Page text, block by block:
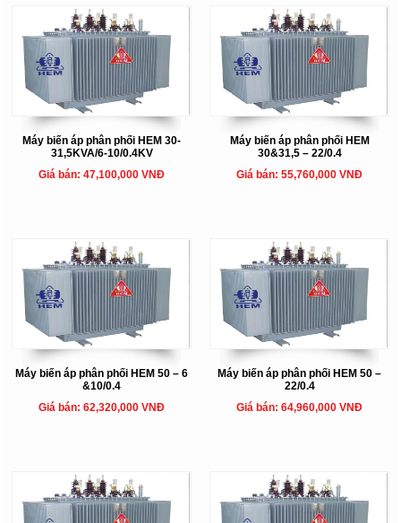
Máy biến áp phân phối HEM 30-
31,5KVA/6-10/0.4KV
Giá bán: 47,100,000 VNĐ
Máy biến áp phân phối HEM
30&31,5 – 22/0.4
Giá bán: 55,760,000 VNĐ
Máy biến áp phân phối HEM 50 – 6
&10/0.4
Giá bán: 62,320,000 VNĐ
Máy biến áp phân phối HEM 50 –
22/0.4
Giá bán: 64,960,000 VNĐ